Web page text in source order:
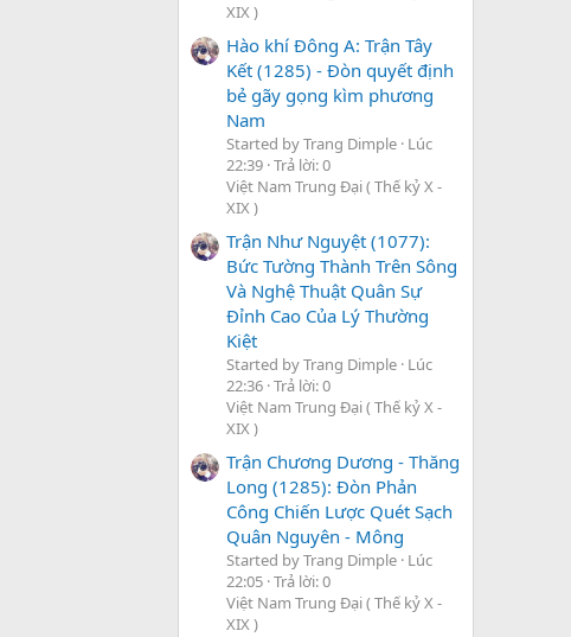
XIX )
Hào khí Đông A: Trận Tây
Kết (1285) - Đòn quyết định
bẻ gãy gọng kìm phương
Nam
Started by Trang Dimple Lúc
22:39 Trả lời: 0
Việt Nam Trung Đại ( Thế kỷ X -
XIX )
Trận Như Nguyệt (1077):
Bức Tường Thành Trên Sông
Và Nghệ Thuật Quân Sự
Đỉnh Cao Của Lý Thường
Kiệt
Started by Trang Dimple Lúc
22:36 Trả lời: 0
Việt Nam Trung Đại ( Thế kỷ X -
XIX )
Trận Chương Dương - Thăng
Long (1285): Đòn Phản
Công Chiến Lược Quét Sạch
Quân Nguyên - Mông
Started by Trang Dimple Lúc
22:05 Trả lời: 0
Việt Nam Trung Đại ( Thế kỷ X -
XIX )